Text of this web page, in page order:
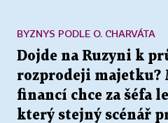
Dojde na Ruzyni k
rozprodeji majetku?
financí chce za šéfa
který stejný scénář
BYZNYS PODLE O. CHARVÁTA